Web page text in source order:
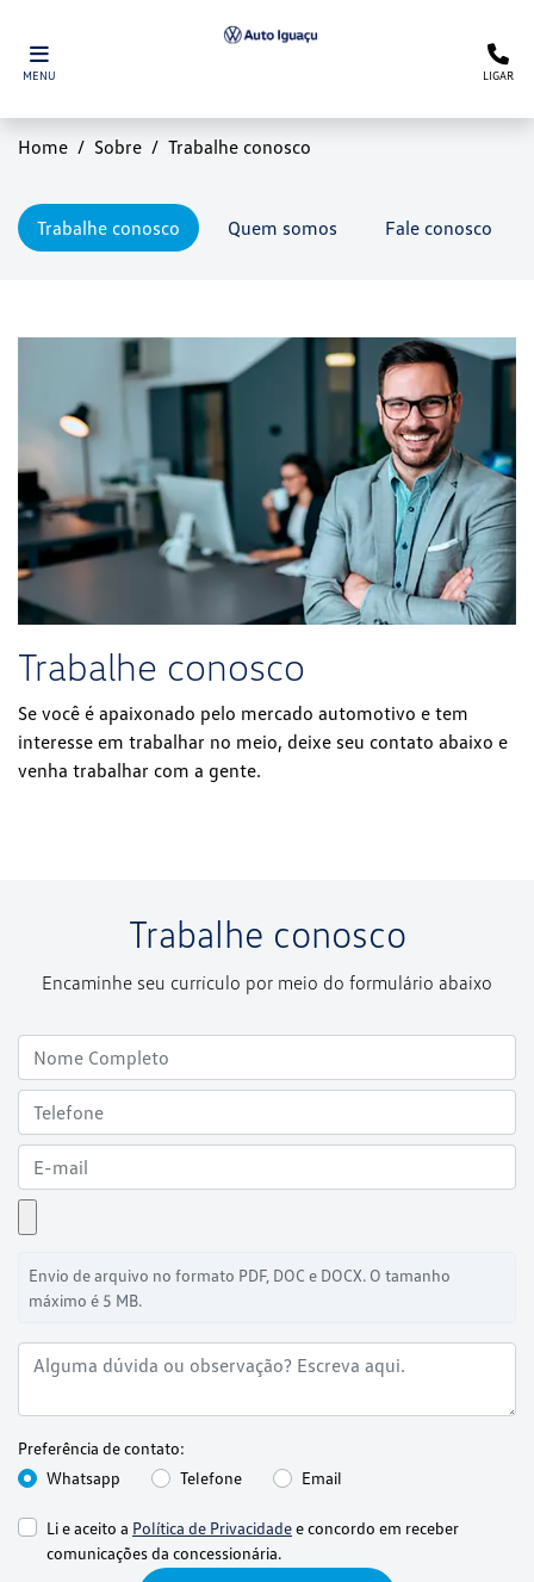
MENU LIGAR
Home Sobre Trabalhe conosco
Quem somos Fale conosco
Trabalhe conosco
Trabalhe conosco
Se você é apaixonado pelo mercado automotivo e tem
interesse em trabalhar no meio, deixe seu contato abaixo e
venha trabalhar com a gente.
Trabalhe conosco
Encaminhe seu currículo por meio do formulário abaixo
Envio de arquivo no formato PDF, DOC e DOCX. O tamanho
máximo é 5 MB.
Preferência de contato:
Whatsapp
Telefone Email
Li e aceito a Política de Privacidadee concordo em receber
comunicações da concessionária.